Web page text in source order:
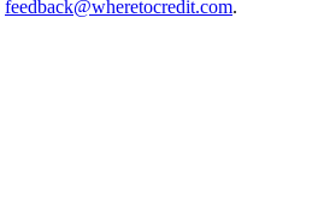
feedback@wheretocredit.com.